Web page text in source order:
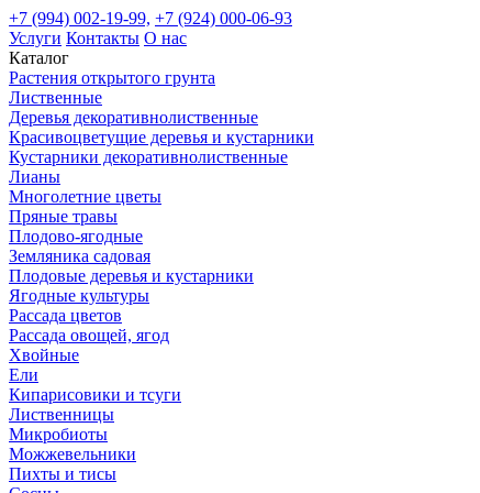
+7 (994) 002-19-99, +7 (924) 000-06-93
Услуги Контакты О нас
Каталог
Растения открытого грунта
Лиственные
Деревья декоративнолиственные
Красивоцветущие деревья и кустарники
Кустарники декоративнолиственные
Лианы
Многолетние цветы
Пряные травы
Плодово-ягодные
Земляника садовая
Плодовые деревья и кустарники
Ягодные культуры
Рассада цветов
Рассада овощей, ягод
Хвойные
Ели
Кипарисовики и тсуги
Лиственницы
Микробиоты
Можжевельники
Пихты и тисы